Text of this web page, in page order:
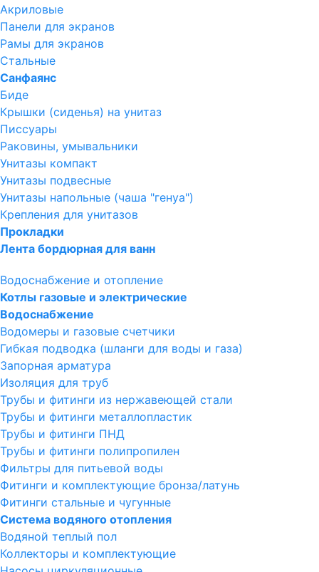
Акриловые
Панели для экранов
Рамы для экранов
Стальные
Санфаянс
Биде
Крышки (сиденья) на унитаз
Писсуары
Раковины, умывальники
Унитазы компакт
Унитазы подвесные
Унитазы напольные (чаша "генуа")
Крепления для унитазов
Прокладки
Лента бордюрная для ванн
Водоснабжение и отопление
Котлы газовые и электрические
Водоснабжение
Водомеры и газовые счетчики
Гибкая подводка (шланги для воды и газа)
Запорная арматура
Изоляция для труб
Трубы и фитинги из нержавеющей стали
Трубы и фитинги металлопластик
Трубы и фитинги ПНД
Трубы и фитинги полипропилен
Фильтры для питьевой воды
Фитинги и комплектующие бронза/латунь
Фитинги стальные и чугунные
Система водяного отопления
Водяной теплый пол
Коллекторы и комплектующие